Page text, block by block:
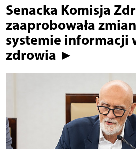
Senacka Komisja
zaaprobowała
systemie informacji
zdrowia ►